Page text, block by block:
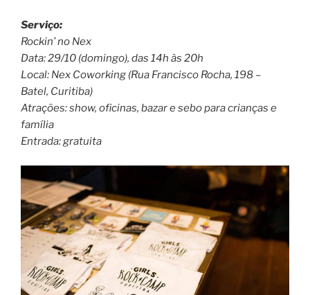
Serviço:
Rockin’ no Nex
Data: 29/10 (domingo), das 14h às 20h
Local: Nex Coworking (Rua Francisco Rocha, 198 –
Batel, Curitiba)
Atrações: show, oficinas, bazar e sebo para crianças e
família
Entrada: gratuita